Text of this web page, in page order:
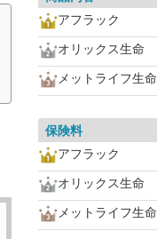
アフラック
オリックス生命
メットライフ生命
保険料
アフラック
オリックス生命
メットライフ生命